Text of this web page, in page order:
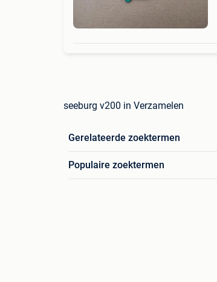
seeburg v200 in Verzamelen
Gerelateerde zoektermen
Populaire zoektermen